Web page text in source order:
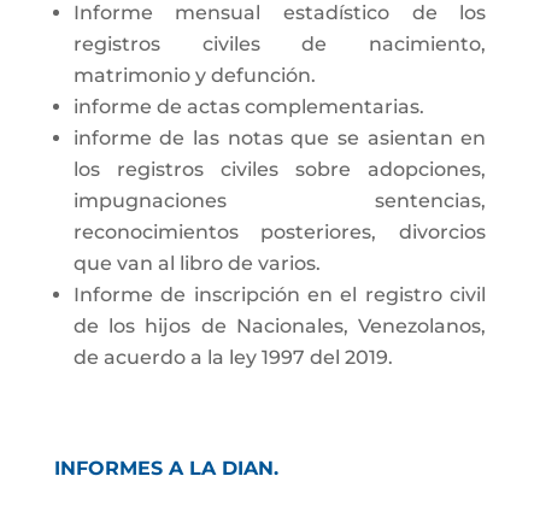
Informe mensual estadístico de los
registros civiles de nacimiento,
matrimonio y defunción.
informe de actas complementarias.
informe de las notas que se asientan en
los registros civiles sobre adopciones,
impugnaciones sentencias,
reconocimientos posteriores, divorcios
que van al libro de varios.
Informe de inscripción en el registro civil
de los hijos de Nacionales, Venezolanos,
de acuerdo a la ley 1997 del 2019.
INFORMES A LA DIAN.